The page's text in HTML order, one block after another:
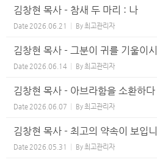
김창현 목사 - 참새 두 마리 : 나
Date 2026.06.21 By최고관리자
김창현 목사 - 그분이 귀를 기울이
Date 2026.06.14 By최고관리자
김창현 목사 - 아브라함을 소환하다
Date 2026.06.07 By최고관리자
김창현 목사 - 최고의 약속이 보입
Date 2026.05.31 By최고관리자